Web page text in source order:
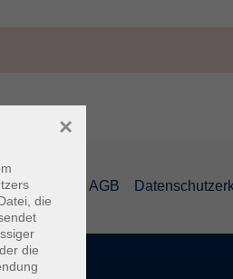
Impressum AGB
die
die
×